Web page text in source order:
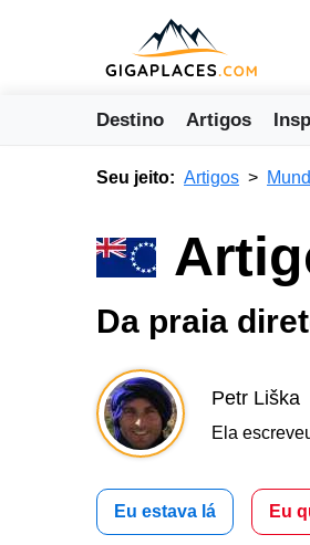
Destino Artigos
Seu jeito: Artigos
Da praia
Petr Liška
Ela
Eu estava lá Eu